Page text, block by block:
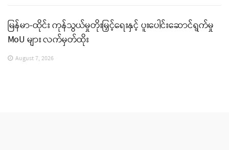
မြန်မာ-ထိုင်း ကုန်သွယ်မှုတိုးမြှင့်ရေးနှင့် ပူးပေါင်းဆောင်ရွက်မှု
MoU များ လက်မှတ်ထိုး
August 7, 2026